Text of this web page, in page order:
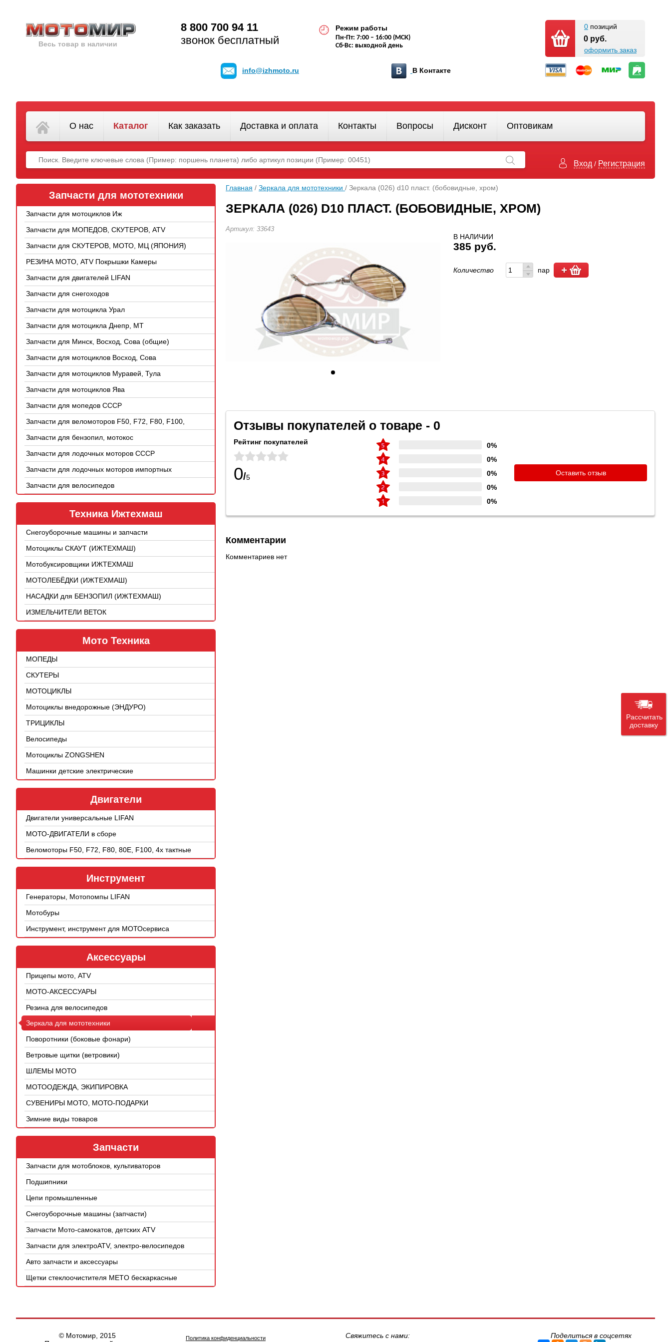
Весь товар в наличии
8 800 700 94 11
звонок бесплатный
Режим работы
Пн-Пт: 7:00 – 16:00 (МСК)
Сб-Вс: выходной день
0 позиций
0 руб.
оформить заказ
info@izhmoto.ru В Контакте
О нас Каталог Как заказать Доставка и оплата Контакты Вопросы Дисконт Оптовикам
Вход / Регистрация
Запчасти для мототехники
Запчасти для мотоциклов Иж
Запчасти для МОПЕДОВ, СКУТЕРОВ, ATV
(КИТАЙ)
Запчасти для СКУТЕРОВ, МОТО, МЦ (ЯПОНИЯ)
РЕЗИНА МОТО, ATV Покрышки Камеры
Запчасти для двигателей LIFAN
Запчасти для снегоходов
Запчасти для мотоцикла Урал
Запчасти для мотоцикла Днепр, МТ
Запчасти для Минск, Восход, Сова (общие)
Запчасти для мотоциклов Восход, Сова
Запчасти для мотоциклов Муравей, Тула
Запчасти для мотоциклов Ява
Запчасти для мопедов СССР
Запчасти для веломоторов F50, F72, F80, F100,
4Т
Запчасти для бензопил, мотокос
Запчасти для лодочных моторов СССР
Запчасти для лодочных моторов импортных
Запчасти для велосипедов
Техника Ижтехмаш
Снегоуборочные машины и запчасти
Мотоциклы СКАУТ (ИЖТЕХМАШ)
Мотобуксировщики ИЖТЕХМАШ
МОТОЛЕБЁДКИ (ИЖТЕХМАШ)
НАСАДКИ для БЕНЗОПИЛ (ИЖТЕХМАШ)
ИЗМЕЛЬЧИТЕЛИ ВЕТОК
Мото Техника
МОПЕДЫ
СКУТЕРЫ
МОТОЦИКЛЫ
Мотоциклы внедорожные (ЭНДУРО)
ТРИЦИКЛЫ
Велосипеды
Мотоциклы ZONGSHEN
Машинки детские электрические
Двигатели
Двигатели универсальные LIFAN
МОТО-ДВИГАТЕЛИ в сборе
Веломоторы F50, F72, F80, 80E, F100, 4х тактные
Инструмент
Генераторы, Мотопомпы LIFAN
Мотобуры
Инструмент, инструмент для МОТОсервиса
Аксессуары
Прицепы мото, ATV
МОТО-АКСЕССУАРЫ
Резина для велосипедов
Зеркала для мототехники
Поворотники (боковые фонари)
Ветровые щитки (ветровики)
ШЛЕМЫ МОТО
МОТООДЕЖДА, ЭКИПИРОВКА
СУВЕНИРЫ МОТО, МОТО-ПОДАРКИ
Зимние виды товаров
Запчасти
Запчасти для мотоблоков, культиваторов
Подшипники
Цепи промышленные
Снегоуборочные машины (запчасти)
Запчасти Мото-самокатов, детских ATV
Запчасти для электроATV, электро-велосипедов
Авто запчасти и аксессуары
Щетки стеклоочистителя METO бескаркасные
Главная / Зеркала для мототехники / Зеркала (026) d10 пласт. (бобовидные, хром)
ЗЕРКАЛА (026) D10 ПЛАСТ. (БОБОВИДНЫЕ, ХРОМ)
Артикул: 33643
В НАЛИЧИИ
385 руб.
Количество пар
Отзывы покупателей о товаре - 0
Рейтинг покупателей
0/5
0%
0%
0%
0%
0%
Оставить отзыв
Комментарии
Комментариев нет
© Мотомир, 2015
Политика конфиденциальности Свяжитесь с нами: Поделиться в соцсетях
Рассчитать
доставку